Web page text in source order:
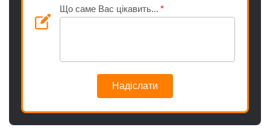
Що саме Вас цікавить...
Надіслати